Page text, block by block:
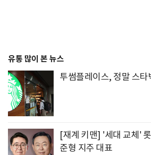
유통 많이 본 뉴스
투썸플레이스, 정말 스타
[재계 키맨] '세대 교체'
준형 지주 대표